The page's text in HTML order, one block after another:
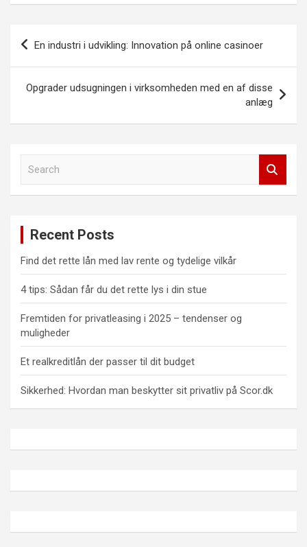
Indlægsnavigation
En industri i udvikling: Innovation på online casinoer
Opgrader udsugningen i virksomheden med en af disse
anlæg
Recent Posts
Find det rette lån med lav rente og tydelige vilkår
4 tips: Sådan får du det rette lys i din stue
Fremtiden for privatleasing i 2025 – tendenser og
muligheder
Et realkreditlån der passer til dit budget
Sikkerhed: Hvordan man beskytter sit privatliv på Scor.dk